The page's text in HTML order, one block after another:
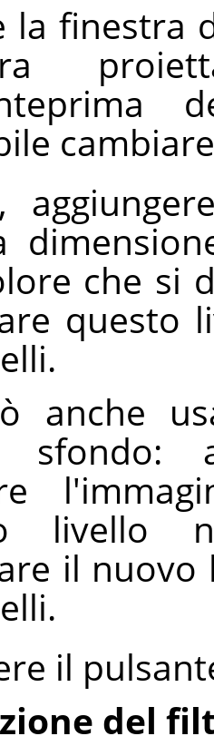
la finestra
che si
questo
anche
sfondo:
livello
il
il
del